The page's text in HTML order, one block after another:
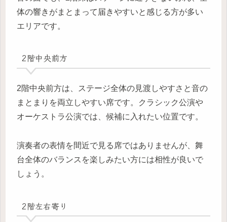
体の響きがまとまって届きやすいと感じる方が多い
エリアです。
2階中央前方
2階中央前方は、ステージ全体の見渡しやすさと音の
まとまりを両立しやすい席です。クラシック公演や
オーケストラ公演では、候補に入れたい位置です。
演奏者の表情を間近で見る席ではありませんが、舞
台全体のバランスを楽しみたい方には相性が良いで
しょう。
2階左右寄り